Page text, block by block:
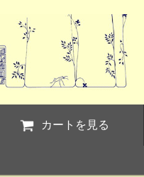
カートを見る